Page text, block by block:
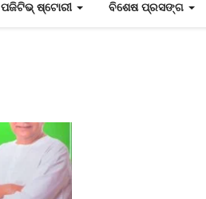
ପଜିଟିଭ୍ ଷ୍ଟୋରୀ ବିଶେଷ ପ୍ରସଙ୍ଗ